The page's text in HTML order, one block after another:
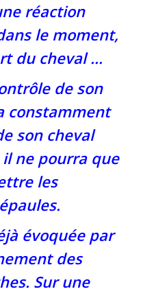
réaction
le moment,
du cheval …
de son
constamment
son cheval
ne pourra que
les
évoquée par
des
Sur une